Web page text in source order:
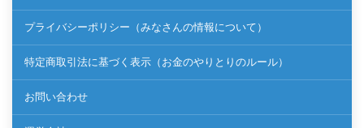
プライバシーポリシー（みなさんの情報について）
特定商取引法に基づく表示（お金のやりとりのルール）
お問い合わせ